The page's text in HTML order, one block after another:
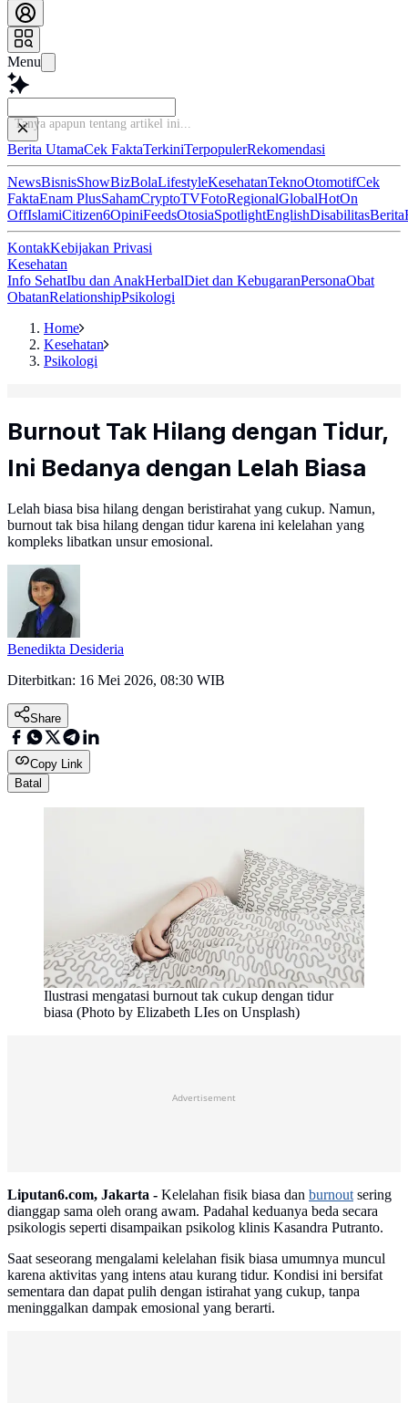
Menu
Tanya apapun tentang artikel ini...
Berita UtamaCek FaktaTerkiniTerpopulerRekomendasi
NewsBisnisShowBizBolaLifestyleKesehatanTeknoOtomotifCek
FaktaEnam PlusSahamCryptoTVFotoRegionalGlobalHotOn
OffIslamiCitizen6OpiniFeedsOtosiaSpotlightEnglishDisabilitasBerita
KontakKebijakan Privasi
Kesehatan
Info SehatIbu dan AnakHerbalDiet dan KebugaranPersonaObat
ObatanRelationshipPsikologi
Home
Kesehatan
Psikologi
Burnout Tak Hilang dengan Tidur,
Ini Bedanya dengan Lelah Biasa
Lelah biasa bisa hilang dengan beristirahat yang cukup. Namun,
burnout tak bisa hilang dengan tidur karena ini kelelahan yang
kompleks libatkan unsur emosional.
Benedikta Desideria
Diterbitkan: 16 Mei 2026, 08:30 WIB
Share
Copy Link
Batal
Ilustrasi mengatasi burnout tak cukup dengan tidur
biasa (Photo by Elizabeth LIes on Unsplash)
Advertisement
Liputan6.com, Jakarta - Kelelahan fisik biasa dan burnoutsering
dianggap sama oleh orang awam. Padahal keduanya beda secara
psikologis seperti disampaikan psikolog klinis Kasandra Putranto.
Saat seseorang mengalami kelelahan fisik biasa umumnya muncul
karena aktivitas yang intens atau kurang tidur. Kondisi ini bersifat
sementara dan dapat pulih dengan istirahat yang cukup, tanpa
meninggalkan dampak emosional yang berarti.